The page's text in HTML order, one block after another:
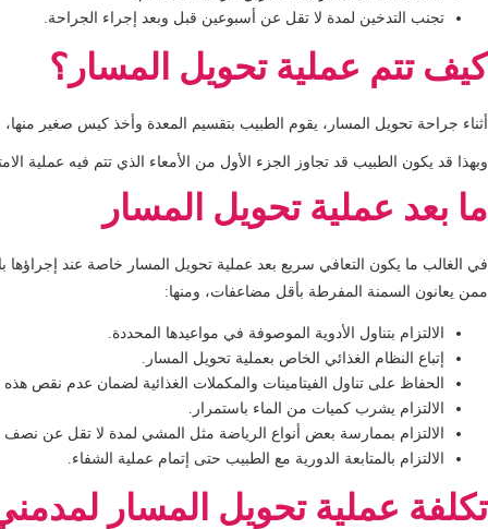
تجنب التدخين لمدة لا تقل عن أسبوعين قبل وبعد إجراء الجراحة.
كيف تتم عملية تحويل المسار؟
أثناء جراحة تحويل المسار، يقوم الطبيب بتقسيم المعدة وأخذ كيس صغير
وبهذا قد يكون الطبيب قد تجاوز الجزء الأول من الأمعاء الذي تتم فيه عملية
ما بعد عملية تحويل المسار
في الغالب ما يكون التعافي سريع بعد عملية تحويل المسار خاصة عند إجراؤها
ممن يعانون السمنة المفرطة بأقل مضاعفات، ومنها:
الالتزام بتناول الأدوية الموصوفة في مواعيدها المحددة.
إتباع النظام الغذائي الخاص بعملية تحويل المسار.
الحفاظ على تناول الفيتامينات والمكملات الغذائية لضمان عدم نقص
الالتزام يشرب كميات من الماء باستمرار.
الالتزام بممارسة بعض أنواع الرياضة مثل المشي لمدة لا تقل عن نصف
الالتزام بالمتابعة الدورية مع الطبيب حتى إتمام عملية الشفاء.
تكلفة عملية تحويل المسار